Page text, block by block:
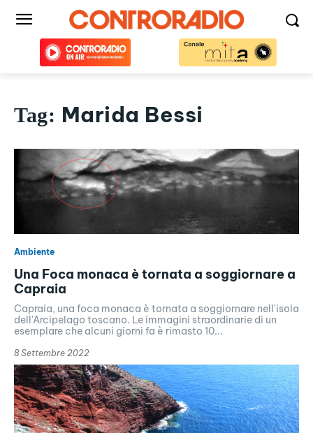
Tag: Marida Bessi
Ambiente
Una Foca monaca è tornata a soggiornare a
Capraia
Capraia, una foca monaca è tornata a soggiornare nell'isola
dell'Arcipelago toscano. Le immagini straordinarie di un
esemplare che alcuni giorni fa è rimasto 10...
8 Settembre 2022